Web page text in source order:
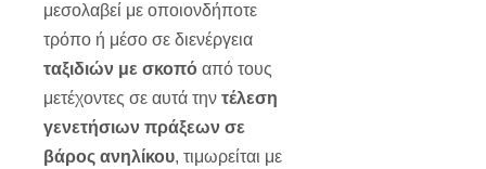
μεσολαβεί με οποιονδήποτε
τρόπο ή μέσο σε διενέργεια
ταξιδιών με σκοπό από τους
μετέχοντες σε αυτά την τέλεση
γενετήσιων πράξεων σε
βάρος ανηλίκου, τιμωρείται με